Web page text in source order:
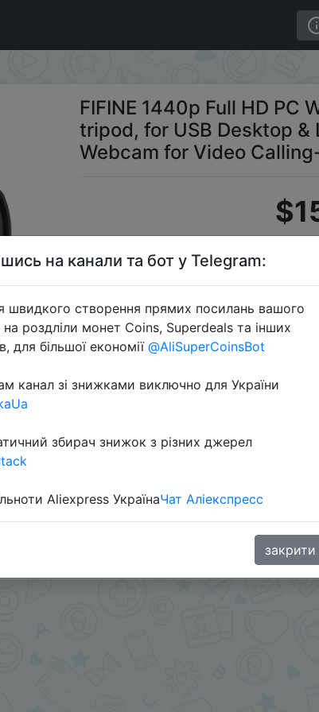
with Microphone, tripod, for USB Desktop &
FIFINE 1440p Full HD PC
tripod, for USB Desktop
Webcam for Video
Перейти
IFPGR15 + знижка монетками 54 Coins у
на канали та бот у Telegram:
швидкого створення прямих посилань вашого
роздліли монет Coins, Superdeals та інших
для більшої економії @AliSuperCoinsBot
канал зі знижками виключно для України
збирач знижок з різних джерел
Aliexpress УкраїнаЧат Аліекспресс
закрити